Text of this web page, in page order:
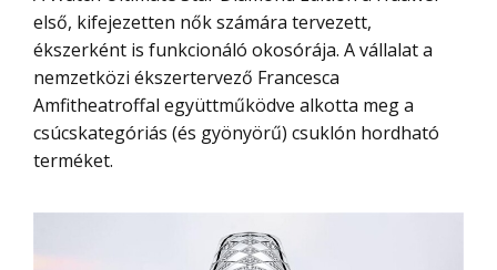
első, kifejezetten nők számára tervezett,
ékszerként is funkcionáló okosórája. A vállalat a
nemzetközi ékszertervező Francesca
Amfitheatroffal együttműködve alkotta meg a
csúcskategóriás (és gyönyörű) csuklón hordható
terméket.